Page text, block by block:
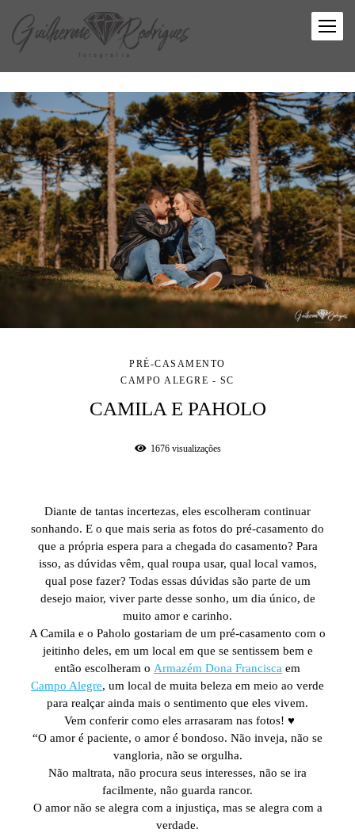
PRÉ-CASAMENTO
CAMPO ALEGRE - SC
CAMILA E PAHOLO
1676visualizações
Diante de tantas incertezas, eles escolheram continuar
sonhando. E o que mais seria as fotos do pré-casamento do
que a própria espera para a chegada do casamento? Para
isso, as dúvidas vêm, qual roupa usar, qual local vamos,
qual pose fazer? Todas essas dúvidas são parte de um
desejo maior, viver parte desse sonho, um dia único, de
muito amor e carinho.
A Camila e o Paholo gostariam de um pré-casamento com o
jeitinho deles, em um local em que se sentissem bem e
então escolheram o Armazém Dona Francisca em
Campo Alegre, um local de muita beleza em meio ao verde
para realçar ainda mais o sentimento que eles vivem.
Vem conferir como eles arrasaram nas fotos! ♥
“O amor é paciente, o amor é bondoso. Não inveja, não se
vangloria, não se orgulha.
Não maltrata, não procura seus interesses, não se ira
facilmente, não guarda rancor.
O amor não se alegra com a injustiça, mas se alegra com a
verdade.